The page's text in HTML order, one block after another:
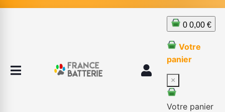
0 0,00 €
Votre
panier
×
Votre panier